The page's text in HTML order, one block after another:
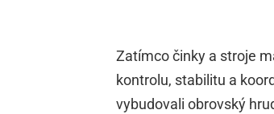
Zatímco činky a stroje
kontrolu, stabilitu a
vybudovali obrovský